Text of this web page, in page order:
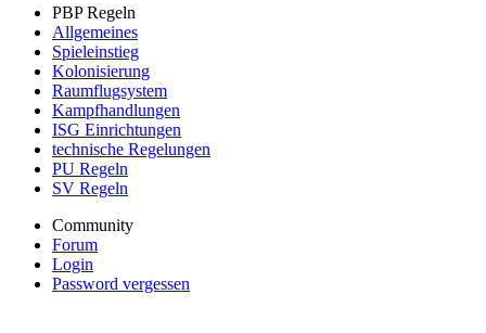
PBP Regeln
Allgemeines
Spieleinstieg
Kolonisierung
Raumflugsystem
Kampfhandlungen
ISG Einrichtungen
technische Regelungen
PU Regeln
SV Regeln
Community
Forum
Login
Password vergessen